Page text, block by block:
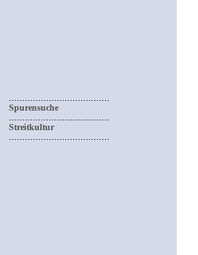
Spurensuche
Streitkultur